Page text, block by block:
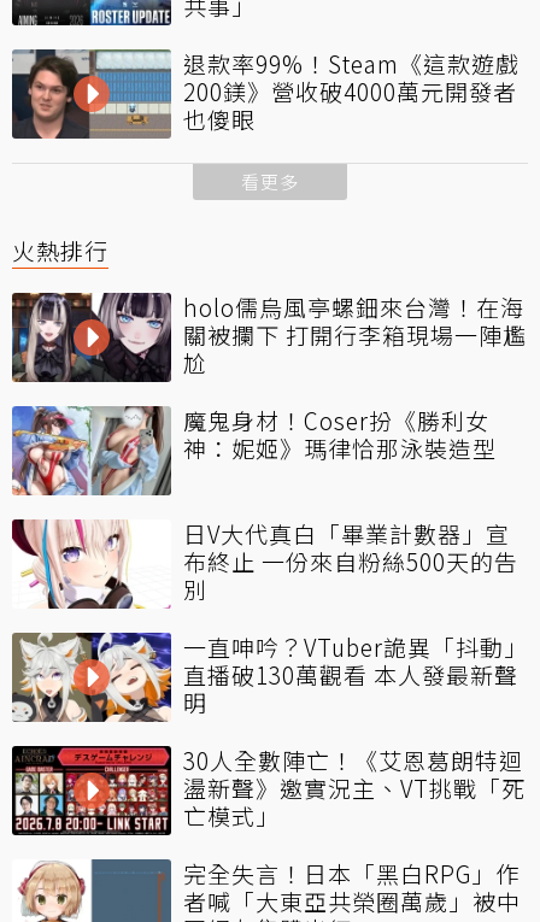
退款率99%！Steam《這款遊戲
200鎂》營收破4000萬元開發者
也傻眼
看更多
火熱排行
holo儒烏風亭螺鈿來台灣！在海
關被攔下 打開行李箱現場一陣尷
尬
魔鬼身材！Coser扮《勝利女
神：妮姬》瑪律恰那泳裝造型
日V大代真白「畢業計數器」宣
布終止 一份來自粉絲500天的告
別
一直呻吟？VTuber詭異「抖動」
直播破130萬觀看 本人發最新聲
明
30人全數陣亡！《艾恩葛朗特迴
盪新聲》邀實況主、VT挑戰「死
亡模式」
完全失言！日本「黑白RPG」作
者喊「大東亞共榮圈萬歲」被中